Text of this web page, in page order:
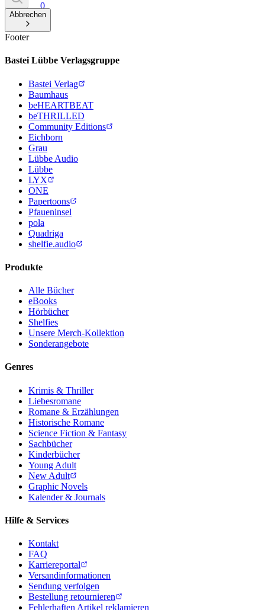
0
Abbrechen
Footer
Bastei Lübbe Verlagsgruppe
Bastei Verlag
Baumhaus
beHEARTBEAT
beTHRILLED
Community Editions
Eichborn
Grau
Lübbe Audio
Lübbe
LYX
ONE
Papertoons
Pfaueninsel
pola
Quadriga
shelfie.audio
Produkte
Alle Bücher
eBooks
Hörbücher
Shelfies
Unsere Merch-Kollektion
Sonderangebote
Genres
Krimis & Thriller
Liebesromane
Romane & Erzählungen
Historische Romane
Science Fiction & Fantasy
Sachbücher
Kinderbücher
Young Adult
New Adult
Graphic Novels
Kalender & Journals
Hilfe & Services
Kontakt
FAQ
Karriereportal
Versandinformationen
Sendung verfolgen
Bestellung retournieren
Fehlerhaften Artikel reklamieren